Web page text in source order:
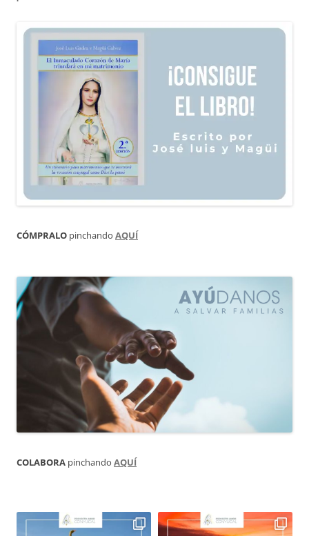
CÓMPRALO pinchando AQUÍ
COLABORA pinchando AQUÍ